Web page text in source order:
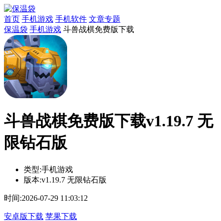
首页 手机游戏 手机软件 文章专题
保温袋 手机游戏 斗兽战棋免费版下载
斗兽战棋免费版下载v1.19.7 无
限钻石版
类型:手机游戏
版本:v1.19.7 无限钻石版
时间:2026-07-29 11:03:12
安卓版下载 苹果下载